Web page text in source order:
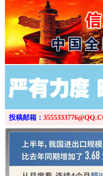
投稿邮箱：